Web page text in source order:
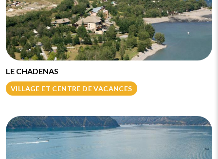
LE CHADENAS
VILLAGE ET CENTRE DE VACANCES